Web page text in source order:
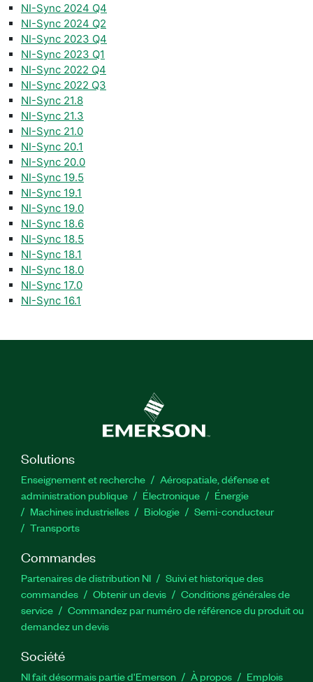
NI-Sync 2024 Q4
NI-Sync 2024 Q2
NI-Sync 2023 Q4
NI-Sync 2023 Q1
NI-Sync 2022 Q4
NI-Sync 2022 Q3
NI-Sync 21.8
NI-Sync 21.3
NI-Sync 21.0
NI-Sync 20.1
NI-Sync 20.0
NI-Sync 19.5
NI-Sync 19.1
NI-Sync 19.0
NI-Sync 18.6
NI-Sync 18.5
NI-Sync 18.1
NI-Sync 18.0
NI-Sync 17.0
NI-Sync 16.1
Solutions
Enseignement et recherche
Aérospatiale, défense et
administration publique
Électronique
Énergie​
Machines industrielles
Biologie
Semi-conducteur
Transports
Commandes
Partenaires de distribution NI
Suivi et historique des
commandes
Obtenir un devis
Conditions générales de
service
Commandez par numéro de référence du produit ou
demandez un devis
Société
NI fait désormais partie d'Emerson À propos Emplois